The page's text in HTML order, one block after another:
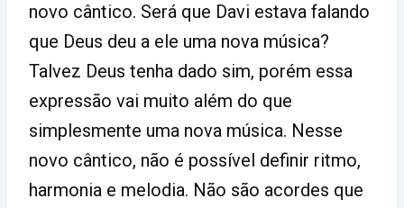
novo cântico. Será que Davi estava falando
que Deus deu a ele uma nova música?
Talvez Deus tenha dado sim, porém essa
expressão vai muito além do que
simplesmente uma nova música. Nesse
novo cântico, não é possível definir ritmo,
harmonia e melodia. Não são acordes que